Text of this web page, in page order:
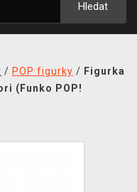
Hledat
/ POP figurky / Figurka
(Funko POP!